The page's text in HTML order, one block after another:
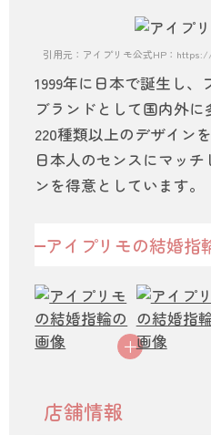
引用元：アイプリモ公式HP：
1999年に日本で誕生し
ブランドとして国内外に
220種類以上のデザイン
日本人のセンスにマッチ
ンを得意としています。
アイプリモの結婚指
店舗情報